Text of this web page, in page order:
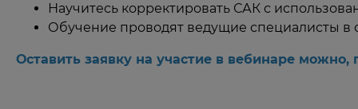
Научитесь корректировать САК с
Обучение проводят ведущие специалисты в
Оставить заявку на участие в вебинаре